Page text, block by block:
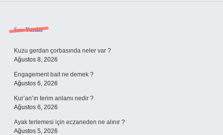
Sidebar
Son Yazılar
Kuzu gerdan çorbasında neler var ?
Ağustos 8, 2026
Engagement bait ne demek ?
Ağustos 6, 2026
Kur’an’ın terim anlamı nedir ?
Ağustos 6, 2026
Ayak terlemesi için eczaneden ne alınır ?
Ağustos 5, 2026